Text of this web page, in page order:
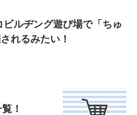
ビルヂング遊び場で「ちゅ
れるみたい！
！